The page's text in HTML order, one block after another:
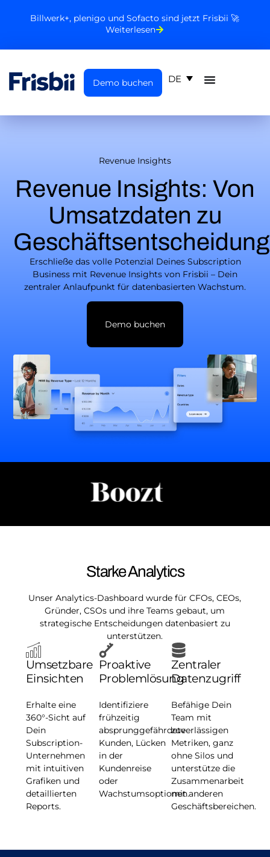
Billwerk+, plenigo und Sofacto sind jetzt Frisbii 🚀
Weiterlesen
Demo buchen DE
Revenue Insights
Revenue Insights: Von
Umsatzdaten zu
Erschließe das volle Potenzial Deines Subscription
Business mit Revenue Insights von Frisbii – Dein
zentraler Anlaufpunkt für datenbasierten Wachstum.
Demo buchen
Starke Analytics
Unser Analytics-Dashboard wurde für CFOs, CEOs,
Gründer, CSOs und ihre Teams gebaut, um
strategische Entscheidungen datenbasiert zu
unterstützen.
Umsetzbare
Einsichten
Erhalte eine
360°-Sicht auf
Dein
Subscription-
Unternehmen
mit intuitiven
Grafiken und
detaillierten
Reports.
Proaktive
Problemlösung
Identifiziere
frühzeitig
absprunggefährdete
Kunden, Lücken
in der
Kundenreise
oder
Wachstumsoptionen.
Zentraler
Datenzugriff
Befähige Dein
Team mit
zuverlässigen
Metriken, ganz
ohne Silos und
unterstütze die
Zusammenarbeit
mit anderen
Geschäftsbereichen.